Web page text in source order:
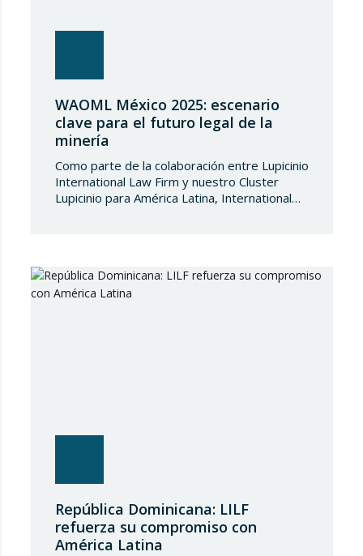
WAOML México 2025: escenario
clave para el futuro legal de la
minería
Como parte de la colaboración entre Lupicinio
International Law Firm y nuestro Cluster
Lupicinio para América Latina, International
celebrada en México del 1 al 3 de junio.
Nuestra participación…
República Dominicana: LILF
refuerza su compromiso con
América Latina